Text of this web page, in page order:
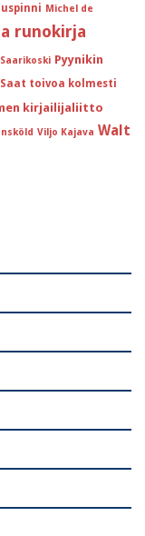
Michel de
runokirja
Pyynikin
Saat toivoa kolmesti
kirjailijaliitto
Viljo Kajava Walt